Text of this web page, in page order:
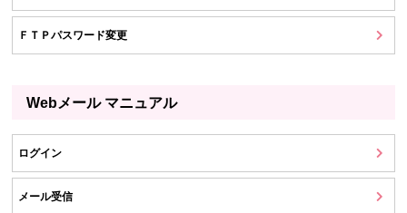
ＦＴＰパスワード変更
Webメール マニュアル
ログイン
メール受信